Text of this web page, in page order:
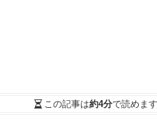
この記事は約4分で読めます